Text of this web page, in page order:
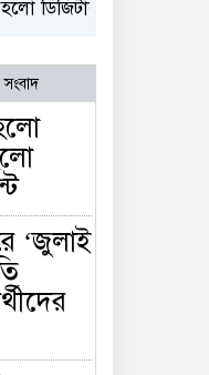
পেমেন্ট
‘জুলাই